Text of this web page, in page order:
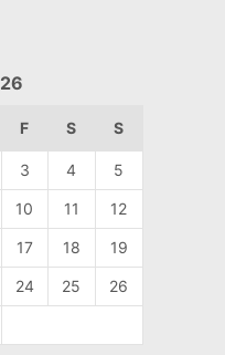
F S S
3 4 5
10 11 12
17 18 19
24 25 26